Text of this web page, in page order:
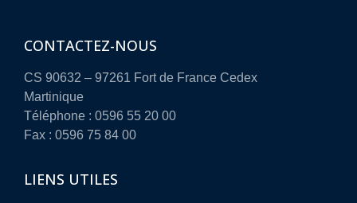
CONTACTEZ-NOUS
CS 90632 – 97261 Fort de France Cedex
Martinique
Téléphone : 0596 55 20 00
Fax : 0596 75 84 00
LIENS UTILES